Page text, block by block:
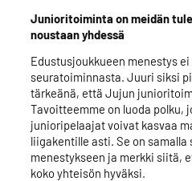
Junioritoiminta on meidän
noustaan yhdessä
Edustusjoukkueen menestys
seuratoiminnasta. Juuri siksi
tärkeänä, että Jujun
Tavoitteemme on luoda polku,
junioripelaajat voivat kasvaa
liigakentille asti. Se on
menestykseen ja merkki siitä,
koko yhteisön hyväksi.